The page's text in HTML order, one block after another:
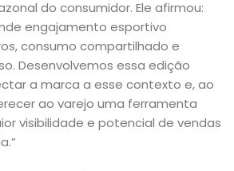
do consumidor. Ele afirmou:
engajamento esportivo
consumo compartilhado e
Desenvolvemos essa edição
a marca a esse contexto e, ao
ao varejo uma ferramenta
visibilidade e potencial de vendas